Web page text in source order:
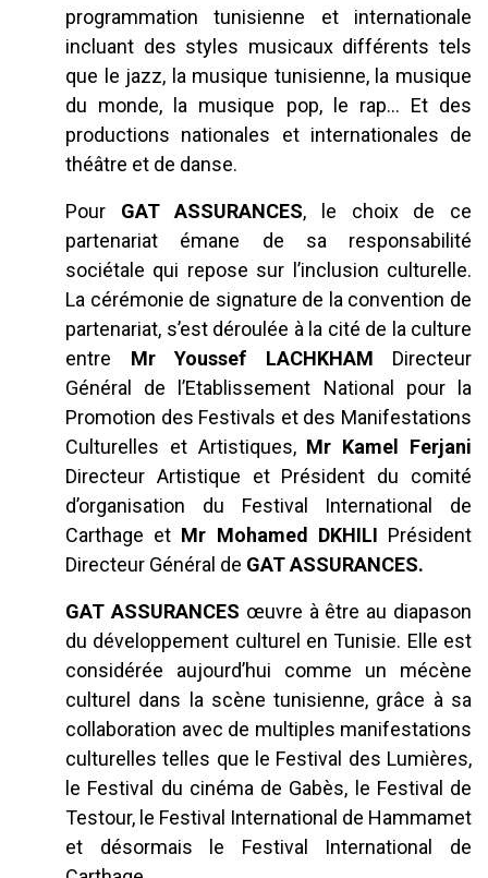
programmation tunisienne et internationale
incluant des styles musicaux différents tels
que le jazz, la musique tunisienne, la musique
du monde, la musique pop, le rap… Et des
productions nationales et internationales de
théâtre et de danse.
Pour GAT ASSURANCES, le choix de ce
partenariat émane de sa responsabilité
sociétale qui repose sur l’inclusion culturelle.
La cérémonie de signature de la convention de
partenariat, s’est déroulée à la cité de la culture
entre Mr Youssef LACHKHAM Directeur
Général de l’Etablissement National pour la
Promotion des Festivals et des Manifestations
Culturelles et Artistiques, Mr Kamel Ferjani
Directeur Artistique et Président du comité
d’organisation du Festival International de
Carthage et Mr Mohamed DKHILI Président
Directeur Général de GAT ASSURANCES.
GAT ASSURANCES œuvre à être au diapason
du développement culturel en Tunisie. Elle est
considérée aujourd’hui comme un mécène
culturel dans la scène tunisienne, grâce à sa
collaboration avec de multiples manifestations
culturelles telles que le Festival des Lumières,
le Festival du cinéma de Gabès, le Festival de
Testour, le Festival International de Hammamet
et désormais le Festival International de